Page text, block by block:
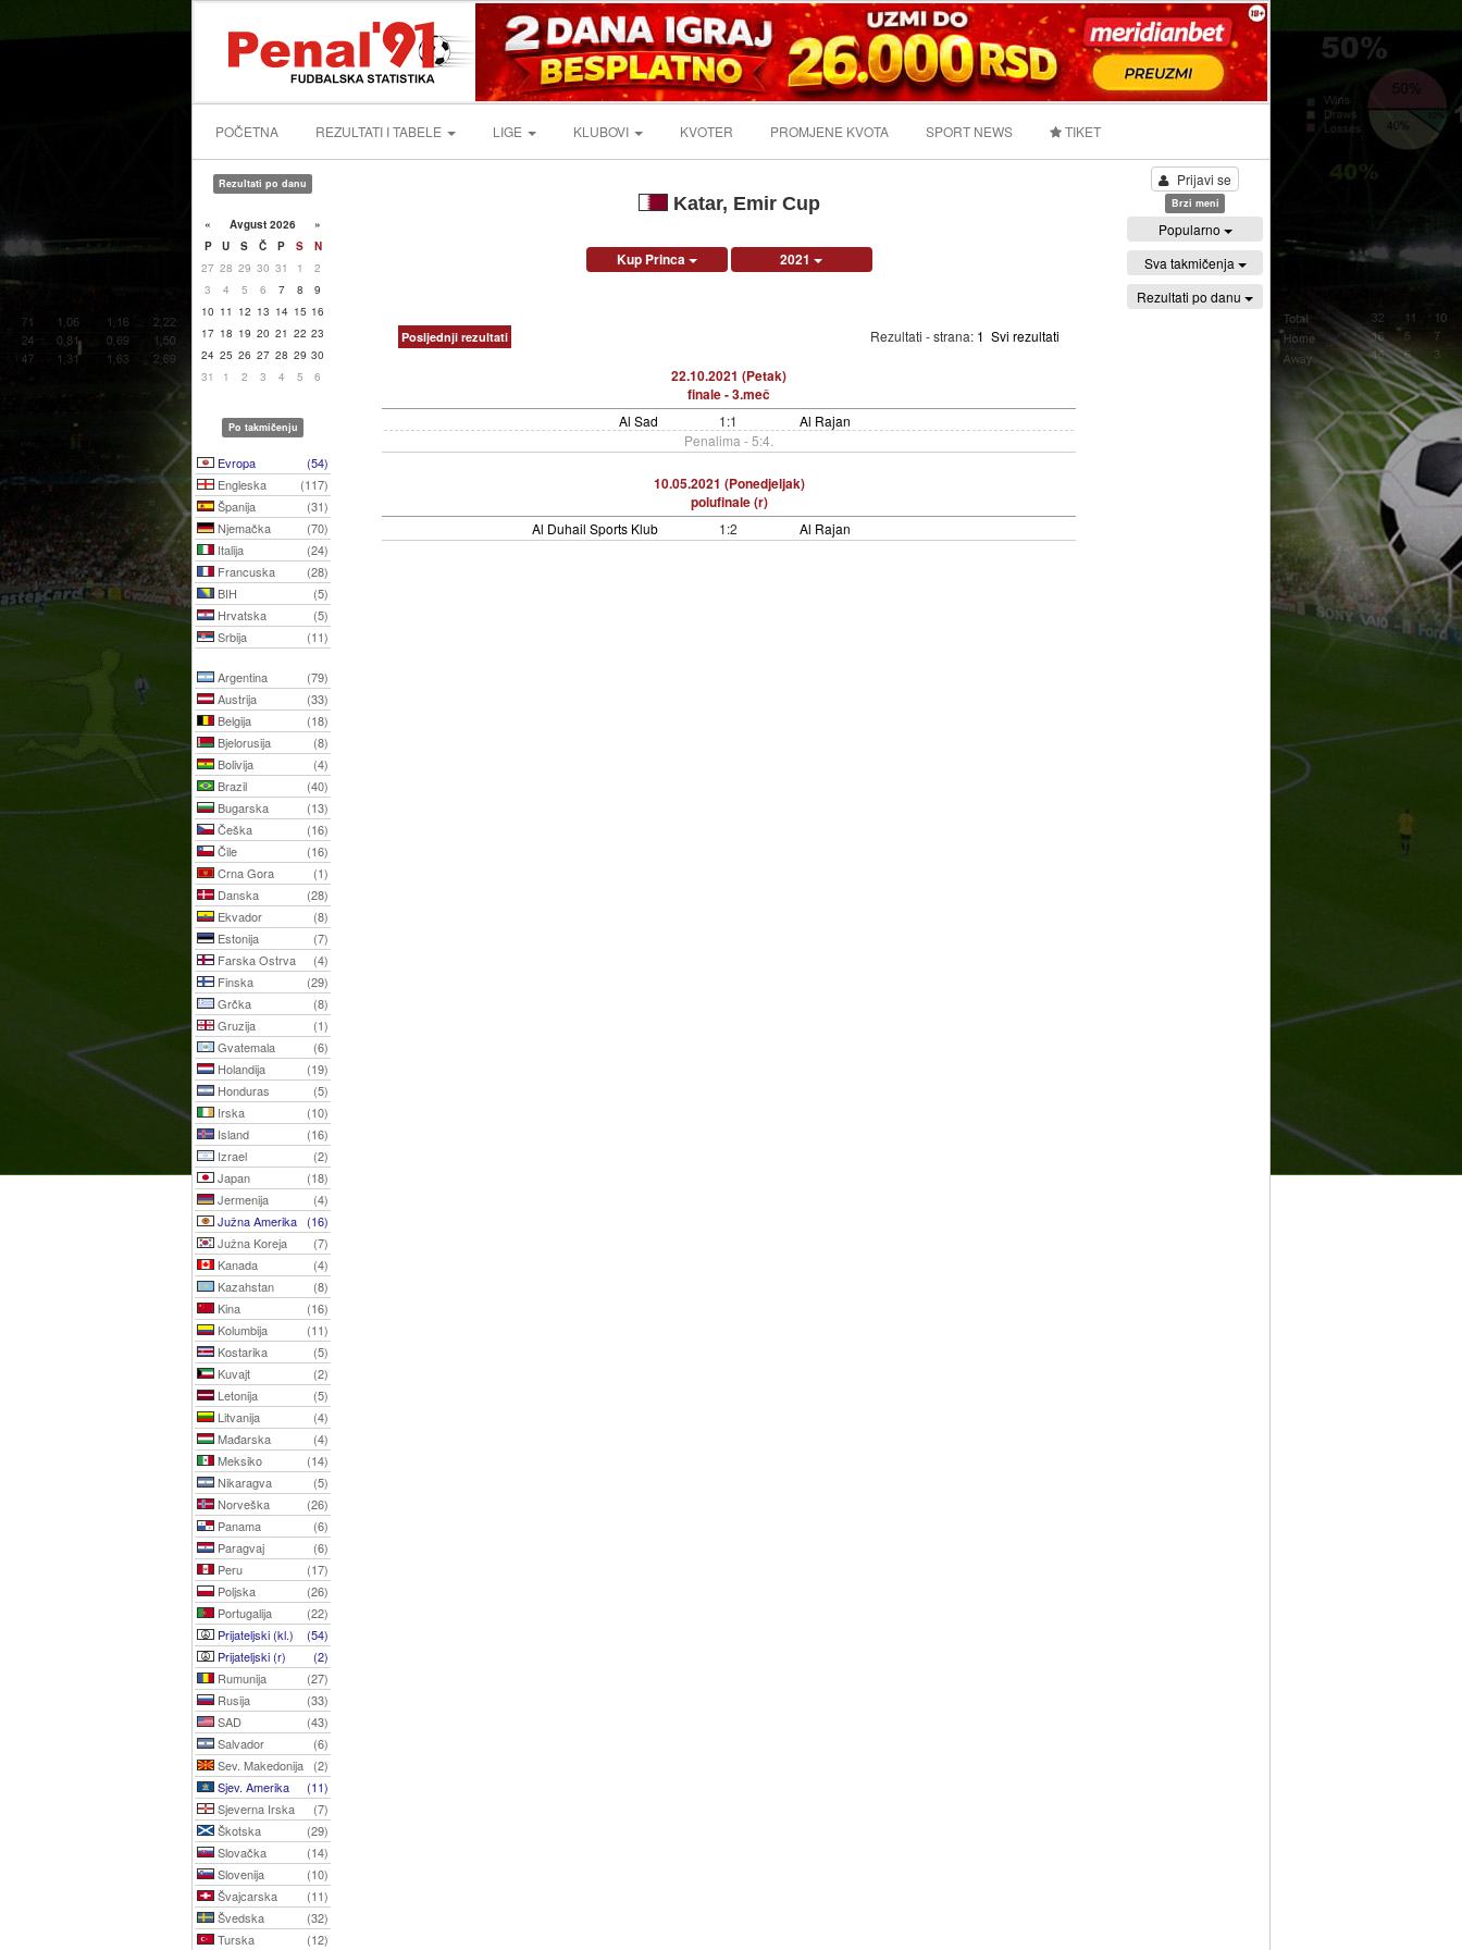
POČETNA REZULTATI I TABELE LIGE KLUBOVI KVOTER PROMJENE KVOTA SPORT NEWS TIKET
Rezultati po danu
« Avgust 2026
»
P
U S Č P S
N
27 28 29 30 31 1
2
3
4 5 6 7 8
9
10 11 12 13 14 15 16
17 18 19 20 21 22 23
24 25 26 27 28 29 30
31
1 2 3 4 5 6
Po takmičenju
Evropa
(54)
Engleska
(117)
Španija
(31)
Njemačka
(70)
Italija
(24)
Francuska
(28)
BIH
(5)
Hrvatska
(5)
Srbija
(11)
Argentina
(79)
Austrija
(33)
Belgija
(18)
Bjelorusija
(8)
Bolivija
(4)
Brazil
(40)
Bugarska
(13)
Češka
(16)
Čile
(16)
Crna Gora
(1)
Danska
(28)
Ekvador
(8)
Estonija
(7)
Farska Ostrva
(4)
Finska
(29)
Grčka
(8)
Gruzija
(1)
Gvatemala
(6)
Holandija
(19)
Honduras
(5)
Irska
(10)
Island
(16)
Izrael
(2)
Japan
(18)
Jermenija
(4)
Južna Amerika (16)
Južna Koreja
(7)
Kanada
(4)
Kazahstan
(8)
Kina
(16)
Kolumbija
(11)
Kostarika
(5)
Kuvajt
(2)
Letonija
(5)
Litvanija
(4)
Mađarska
(4)
Meksiko
(14)
Nikaragva
(5)
Norveška
(26)
Panama
(6)
Paragvaj
(6)
Peru
(17)
Poljska
(26)
Portugalija
(22)
Prijateljski (kl.)
(54)
Prijateljski (r)
(2)
Rumunija
(27)
Rusija
(33)
SAD
(43)
Salvador
(6)
Sev. Makedonija
(2)
Sjev. Amerika
(11)
Sjeverna Irska
(7)
Škotska
(29)
Slovačka
(14)
Slovenija
(10)
Švajcarska
(11)
Švedska
(32)
Turska
(12)
Katar, Emir Cup
Kup Princa 2021
Posljednji rezultati Rezultati - strana: 1 Svi rezultati
22.10.2021 (Petak)
finale - 3.meč
Al Sad 1:1
Al Rajan
Penalima - 5:4.
10.05.2021 (Ponedjeljak)
polufinale (r)
Al Duhail Sports Klub 1:2 Al Rajan
Prijavi se
Brzi meni
Popularno
Sva takmičenja
Rezultati po danu